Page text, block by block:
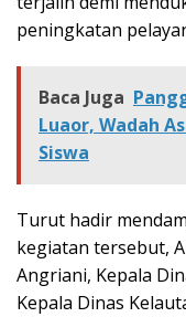
peningkatan
Baca Juga
Luaor, Wadah
Siswa
Turut hadir
kegiatan tersebut,
Angriani, Kepala
Kepala Dinas